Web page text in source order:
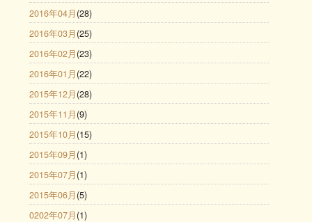
2016年04月 (28)
2016年03月 (25)
2016年02月 (23)
2016年01月 (22)
2015年12月 (28)
2015年11月 (9)
2015年10月 (15)
2015年09月 (1)
2015年07月 (1)
2015年06月 (5)
0202年07月 (1)